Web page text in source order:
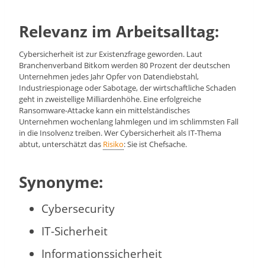
Relevanz im Arbeitsalltag:
Cybersicherheit ist zur Existenzfrage geworden. Laut
Branchenverband Bitkom werden 80 Prozent der deutschen
Unternehmen jedes Jahr Opfer von Datendiebstahl,
Industriespionage oder Sabotage, der wirtschaftliche Schaden
geht in zweistellige Milliardenhöhe. Eine erfolgreiche
Ransomware-Attacke kann ein mittelständisches
Unternehmen wochenlang lahmlegen und im schlimmsten Fall
in die Insolvenz treiben. Wer Cybersicherheit als IT-Thema
abtut, unterschätzt das Risiko: Sie ist Chefsache.
Synonyme:
Cybersecurity
IT-Sicherheit
Informationssicherheit